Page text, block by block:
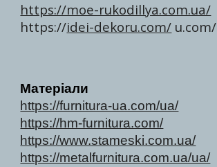
https://moe-rukodillya.com.ua/
https://idei-dekoru.com/ u.com/
Матеріали
https://furnitura-ua.com/ua/
https://hm-furnitura.com/
https://www.stameski.com.ua/
https://metalfurnitura.com.ua/ua/